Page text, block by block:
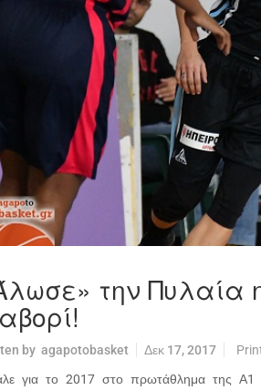
την Πυλαία
by agapotobasket Δεκ 17, 2017
για το 2017 στο πρωτάθλημα της Α1